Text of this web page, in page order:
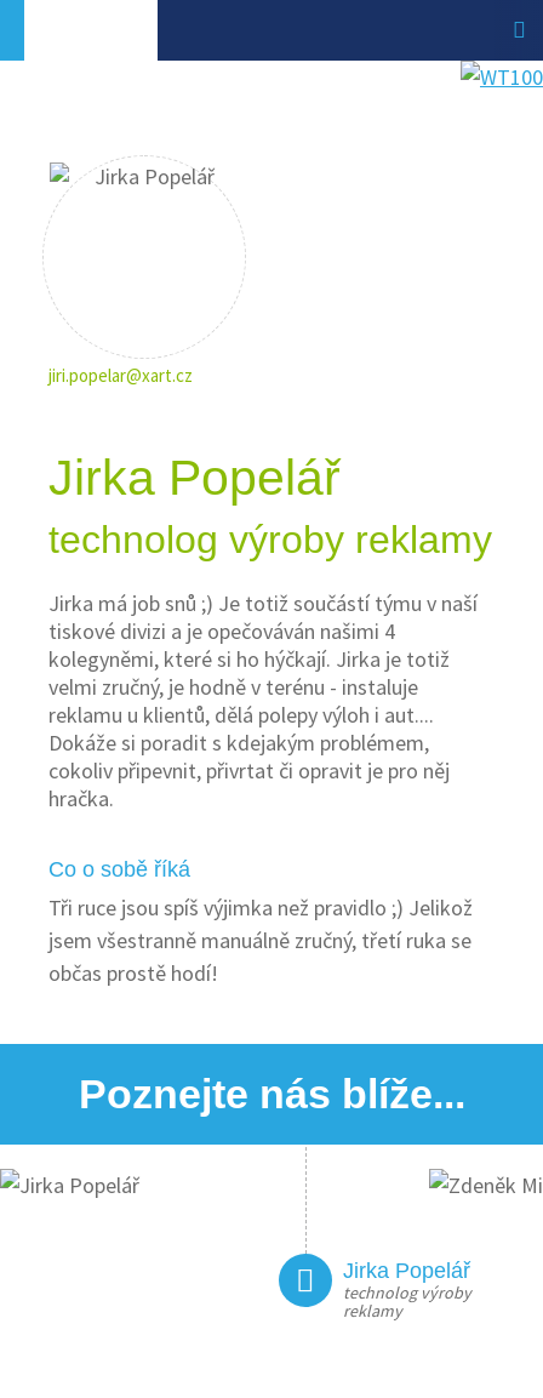
jiri.popelar@xart.cz
Jirka Popelář
technolog výroby reklamy
Jirka má job snů ;) Je totiž součástí týmu v naší
tiskové divizi a je opečováván našimi 4
kolegyněmi, které si ho hýčkají. Jirka je totiž
velmi zručný, je hodně v terénu - instaluje
reklamu u klientů, dělá polepy výloh i aut....
Dokáže si poradit s kdejakým problémem,
cokoliv připevnit, přivrtat či opravit je pro něj
hračka.
Co o sobě říká
Tři ruce jsou spíš výjimka než pravidlo ;) Jelikož
jsem všestranně manuálně zručný, třetí ruka se
občas prostě hodí!
Poznejte nás blíže...
Jirka Popelář
technolog výroby
reklamy